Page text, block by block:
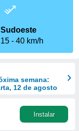
Sudoeste
15
40 km/h
semana:
12 de agosto
Instalar